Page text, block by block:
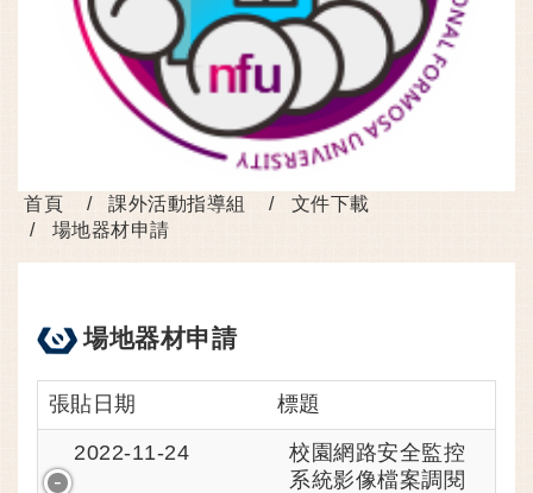
首頁 課外活動指導組
文件下載
場地器材申請
場地器材申請
張貼日期 標題
2022-11-24
校園網路安全監控
系統影像檔案調閱